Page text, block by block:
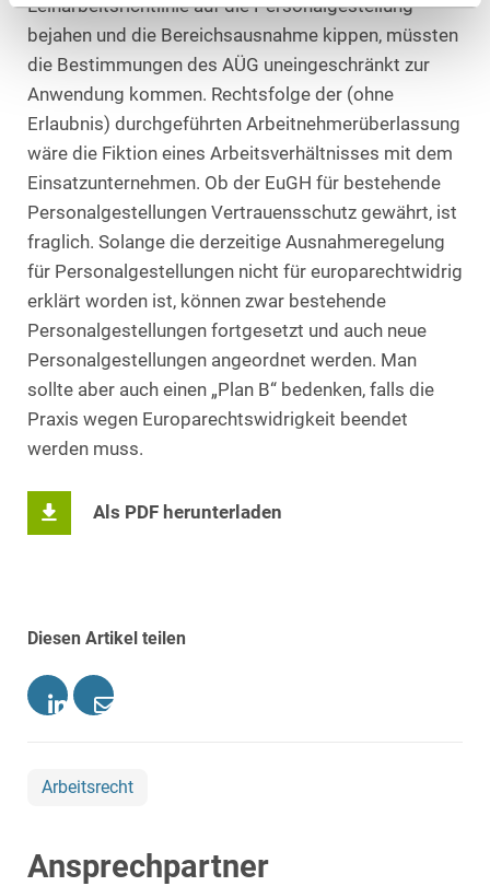
Leiharbeitsrichtlinie auf die Personalgestellung
bejahen und die Bereichsausnahme kippen, müssten
die Bestimmungen des AÜG uneingeschränkt zur
Anwendung kommen. Rechtsfolge der (ohne
Erlaubnis) durchgeführten Arbeitnehmerüberlassung
wäre die Fiktion eines Arbeitsverhältnisses mit dem
Einsatzunternehmen. Ob der EuGH für bestehende
Personalgestellungen Vertrauensschutz gewährt, ist
fraglich. Solange die derzeitige Ausnahmeregelung
für Personalgestellungen nicht für europarechtwidrig
erklärt worden ist, können zwar bestehende
Personalgestellungen fortgesetzt und auch neue
Personalgestellungen angeordnet werden. Man
sollte aber auch einen „Plan B“ bedenken, falls die
Praxis wegen Europarechtswidrigkeit beendet
werden muss.
Als PDF herunterladen
Diesen Artikel teilen
Arbeitsrecht
Ansprechpartner